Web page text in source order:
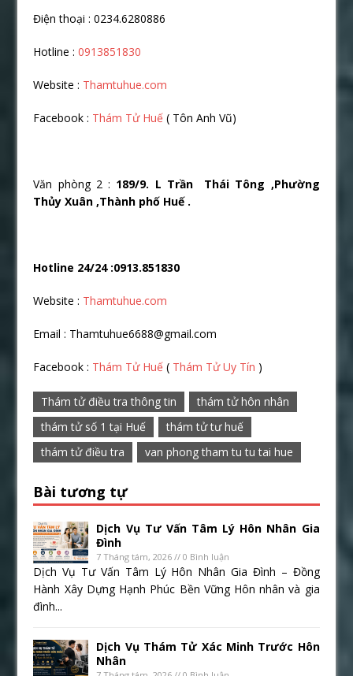
Điện thoại : 0234.6280886
Hotline :0913851830
Website : Thamtuhue.com
Facebook : Thám Tử Huế ( Tôn Anh Vũ)
Văn phòng 2 : 189/9. L Trần Thái Tông ,Phường
Thủy Xuân ,Thành phố Huế .
Hotline 24/24 :0913.851830
Website : Thamtuhue.com
Email : Thamtuhue6688@gmail.com
Facebook : Thám Tử Huế ( Thám Tử Uy Tín )
Thám tử điều tra thông tin
thám tử hôn nhân
thám tử số 1 tại Huế
thám tử tư huế
thám tử điều tra
van phong tham tu tu tai hue
Bài tương tự
Dịch Vụ Tư Vấn Tâm Lý Hôn Nhân Gia
Đình
7 Tháng tám, 2026 // 0 Bình luận
Dịch Vụ Tư Vấn Tâm Lý Hôn Nhân Gia Đình – Đồng
Hành Xây Dựng Hạnh Phúc Bền Vững Hôn nhân và gia
đình...
Dịch Vụ Thám Tử Xác Minh Trước Hôn
Nhân